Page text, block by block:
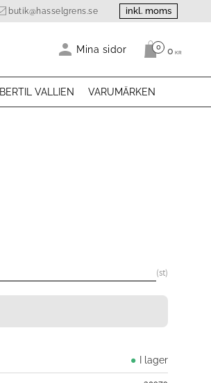
butik@hasselgrens.se inkl. moms
Mina sidor Antal
0 0 KR
BERTIL VALLIEN VARUMÄRKEN
st
I lager